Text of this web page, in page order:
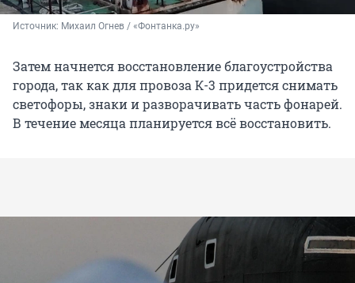
Источник: Михаил Огнев / «Фонтанка.ру»
Затем начнется восстановление благоустройства
города, так как для провоза К-3 придется снимать
светофоры, знаки и разворачивать часть фонарей.
В течение месяца планируется всё восстановить.